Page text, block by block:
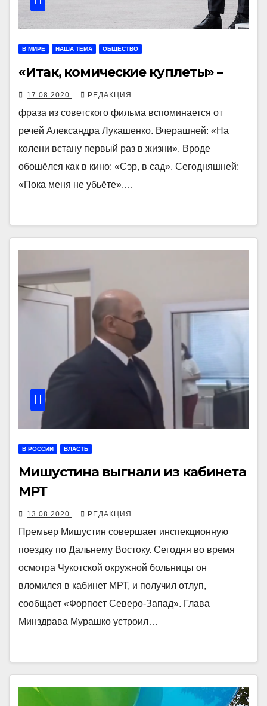
В МИРЕ НАША ТЕМА ОБЩЕСТВО
«Итак, комические куплеты» –
17.08.2020 РЕДАКЦИЯ
фраза из советского фильма вспоминается от
речей Александра Лукашенко. Вчерашней: «На
колени встану первый раз в жизни». Вроде
обошёлся как в кино: «Сэр, в сад». Сегодняшней:
«Пока меня не убьёте».…
В РОССИИ ВЛАСТЬ
Мишустина выгнали из кабинета
МРТ
13.08.2020 РЕДАКЦИЯ
Премьер Мишустин совершает инспекционную
поездку по Дальнему Востоку. Сегодня во время
осмотра Чукотской окружной больницы он
вломился в кабинет МРТ, и получил отлуп,
сообщает «Форпост Северо-Запад». Глава
Минздрава Мурашко устроил…